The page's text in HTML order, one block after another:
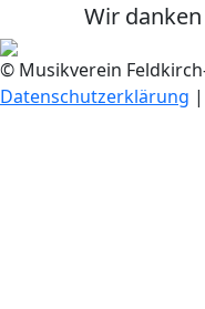
Wir
© Musikverein
Datenschutzerklärung |